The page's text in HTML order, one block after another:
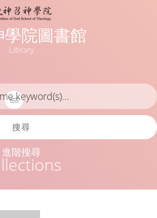
院圖書館
Library
搜尋
進階搜尋